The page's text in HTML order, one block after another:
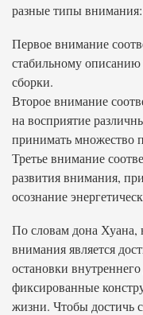
разные типы внимания:
Первое внимание
стабильному
сборки.
Второе внимание
на восприятие
принимать множество
Третье внимание
развития внимания,
осознание
По словам дона Хуана,
внимания является
остановки
фиксированные
жизни. Чтобы достичь